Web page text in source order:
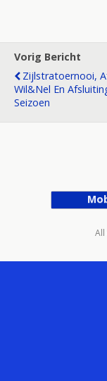
Vorig Bericht
Zijlstratoernooi,
Wil&Nel En
Seizoen
All